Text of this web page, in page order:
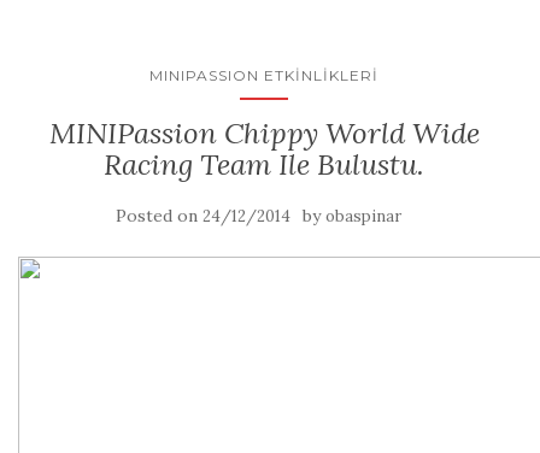
MINIPASSION ETKINLIKLERI
MINIPassion Chippy World Wide
Racing Team Ile Bulustu.
Posted on 24/12/2014 byobaspinar